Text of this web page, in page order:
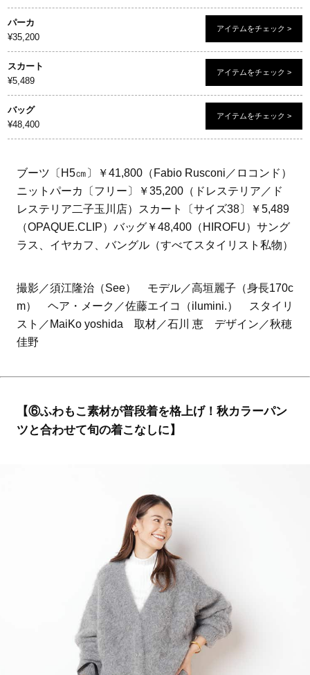
パーカ
¥35,200
アイテムをチェック >
スカート
¥5,489
アイテムをチェック >
バッグ
¥48,400
アイテムをチェック >
ブーツ〔H5㎝〕￥41,800（Fabio Rusconi／ロコンド）
ニットパーカ〔フリー〕￥35,200（ドレステリア／ド
レステリア二子玉川店）スカート〔サイズ38〕￥5,489
（OPAQUE.CLIP）バッグ￥48,400（HIROFU）サング
ラス、イヤカフ、バングル（すべてスタイリスト私物）
撮影／須江隆治（See） モデル／高垣麗子（身長170c
m） ヘア・メーク／佐藤エイコ（ilumini.） スタイリ
スト／MaiKo yoshida 取材／石川 恵 デザイン／秋穂
佳野
【⑥ふわもこ素材が普段着を格上げ！秋カラーパン
ツと合わせて旬の着こなしに】